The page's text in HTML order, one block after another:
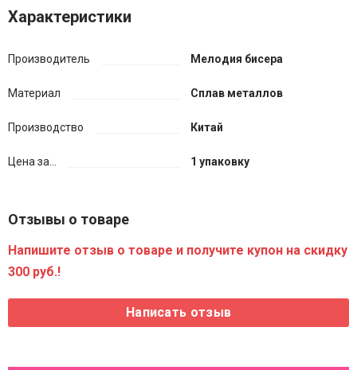
Характеристики
Производитель Мелодия бисера
Материал Сплав металлов
Производство Китай
Цена за... 1 упаковку
Отзывы о товаре
Напишите отзыв о товаре и получите купон на скидку
300 руб.!